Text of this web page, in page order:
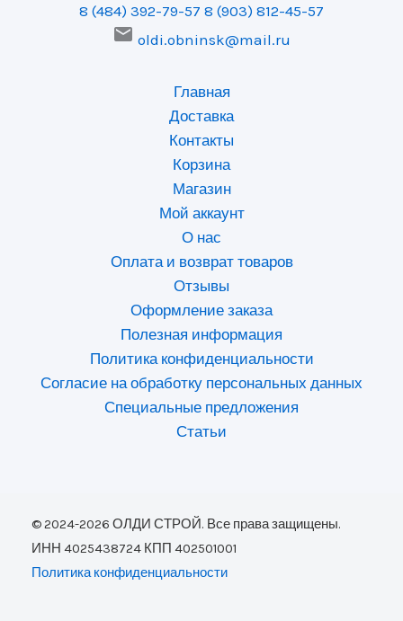
8 (484) 392-79-57 8 (903) 812-45-57
 oldi.obninsk@mail.ru
Главная
Доставка
Контакты
Корзина
Магазин
Мой аккаунт
О нас
Оплата и возврат товаров
Отзывы
Оформление заказа
Полезная информация
Политика конфиденциальности
Согласие на обработку персональных данных
Специальные предложения
Статьи
© 2024-2026 ОЛДИ СТРОЙ. Все права защищены.
ИНН 4025438724 КПП 402501001
Политика конфиденциальности